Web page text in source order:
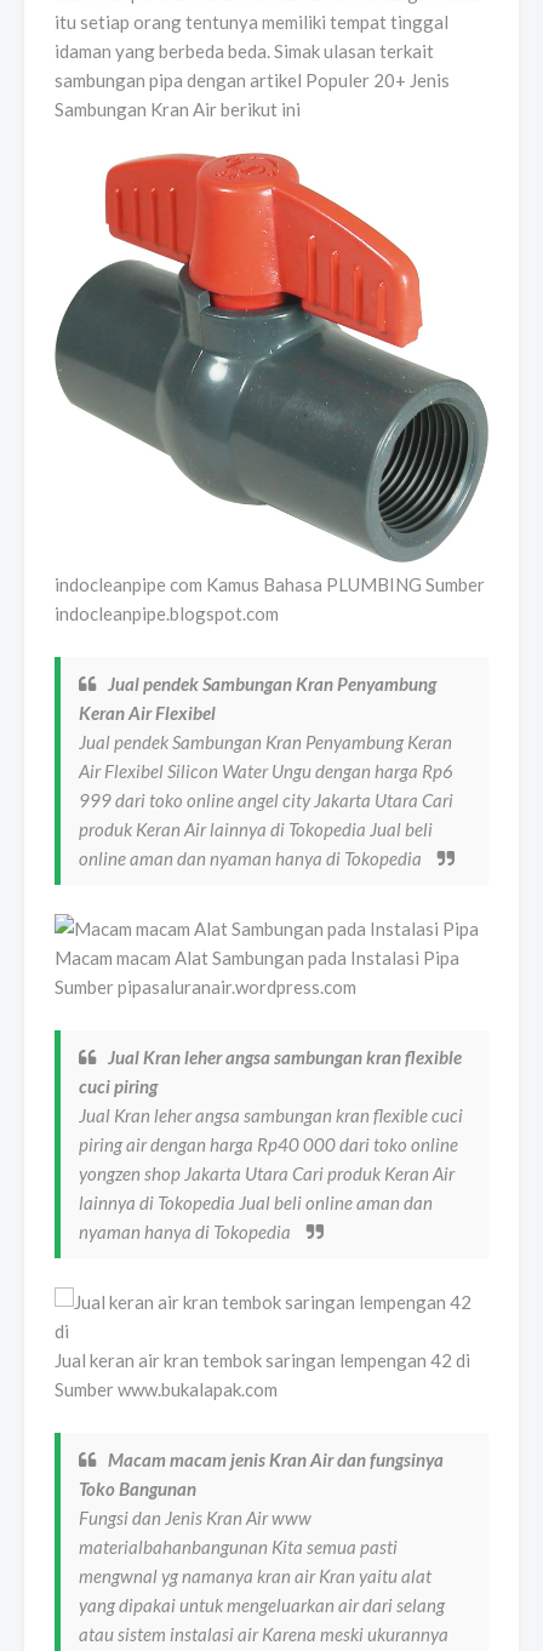
itu setiap orang tentunya memiliki tempat tinggal
idaman yang berbeda beda. Simak ulasan terkait
sambungan pipa dengan artikel Populer 20+ Jenis
Sambungan Kran Air berikut ini
indocleanpipe com Kamus Bahasa PLUMBING Sumber
indocleanpipe.blogspot.com
Jual pendek Sambungan Kran Penyambung
Keran Air Flexibel
Jual pendek Sambungan Kran Penyambung Keran
Air Flexibel Silicon Water Ungu dengan harga Rp6
999 dari toko online angel city Jakarta Utara Cari
produk Keran Air lainnya di Tokopedia Jual beli
online aman dan nyaman hanya di Tokopedia
Macam macam Alat Sambungan pada Instalasi Pipa
Sumber pipasaluranair.wordpress.com
Jual Kran leher angsa sambungan kran flexible
cuci piring
Jual Kran leher angsa sambungan kran flexible cuci
piring air dengan harga Rp40 000 dari toko online
yongzen shop Jakarta Utara Cari produk Keran Air
lainnya di Tokopedia Jual beli online aman dan
nyaman hanya di Tokopedia
Jual keran air kran tembok saringan lempengan 42 di
Sumber www.bukalapak.com
Macam macam jenis Kran Air dan fungsinya
Toko Bangunan
Fungsi dan Jenis Kran Air www
materialbahanbangunan Kita semua pasti
mengwnal yg namanya kran air Kran yaitu alat
yang dipakai untuk mengeluarkan air dari selang
atau sistem instalasi air Karena meski ukurannya